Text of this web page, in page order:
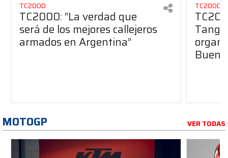
TC2000
TC2000: “La verdad que
será de los mejores callejeros
armados en Argentina”
TC2000
MOTOGP VER TODAS